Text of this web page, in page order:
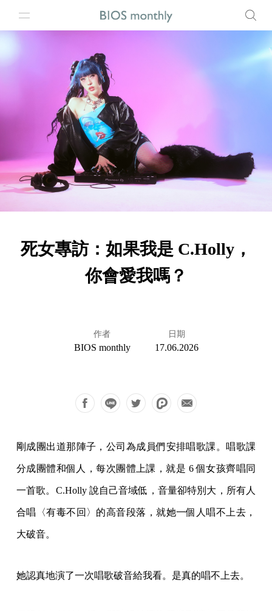
死女專訪：如果我是 C.Holly，
你會愛我嗎？
作者
BIOS monthly
日期
17.06.2026
剛成團出道那陣子，公司為成員們安排唱歌課。唱歌課
分成團體和個人，每次團體上課，就是 6 個女孩齊唱同
一首歌。C.Holly 說自己音域低，音量卻特別大，所有人
合唱〈有毒不回〉的高音段落，就她一個人唱不上去，
大破音。
她認真地演了一次唱歌破音給我看。是真的唱不上去。